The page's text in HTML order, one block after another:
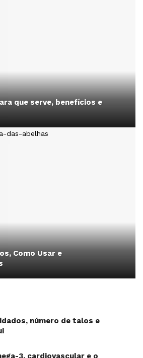
que serve, benefícios e
Como Usar e
número de talos e
3, cardiovascular e o